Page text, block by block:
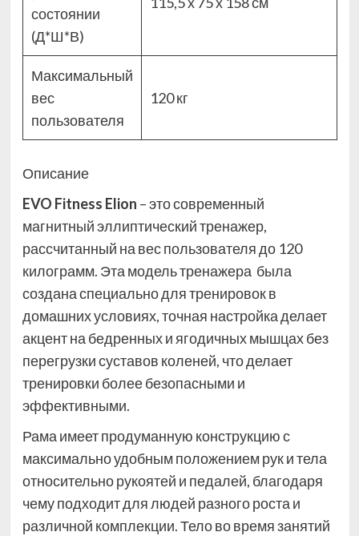
состоянии
(Д*Ш*В)
Максимальный
вес
пользователя
120 кг
Описание
EVO Fitness Elion – это современный
магнитный эллиптический тренажер,
рассчитанный на вес пользователя до 120
килограмм. Эта модель тренажера была
создана специально для тренировок в
домашних условиях, точная настройка делает
акцент на бедренных и ягодичных мышцах без
перегрузки суставов коленей, что делает
тренировки более безопасными и
эффективными.
Рама имеет продуманную конструкцию с
максимально удобным положением рук и тела
относительно рукоятей и педалей, благодаря
чему подходит для людей разного роста и
различной комплекции. Тело во время занятий